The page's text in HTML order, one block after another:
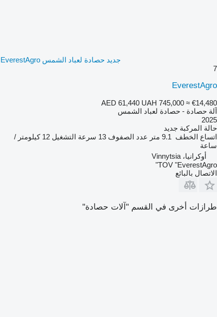
جديد حصادة لعباد الشمس EverestAgro
7
EverestAgro
AED 61,440 UAH 745,000 ≈ €14,480
آلة حصادة - حصادة لعباد الشمس
2025
حالة المركبة جديد
اتساع الخطف 9.1 متر عدد الصفوف 13 سرعة التشغيل
12 كيلومتر /
ساعة
أوكرانيا، Vinnytsia
TOV "EverestAgro"
الاتصال بالبائع
طرازات أخرى في القسم "آلات حصادة"